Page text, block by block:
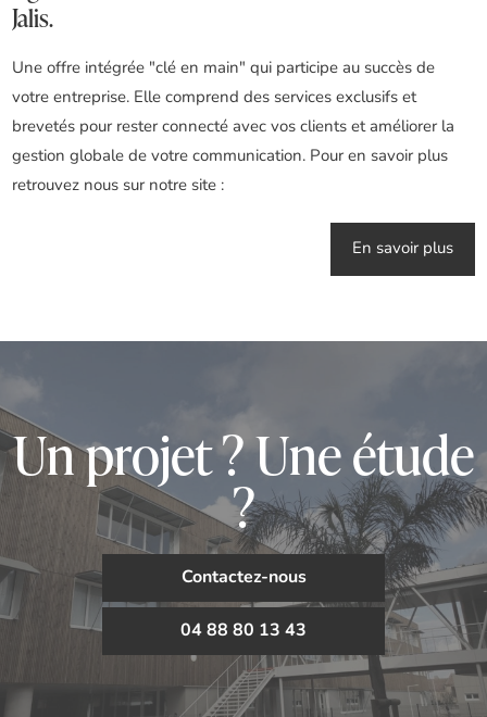
Jalis.
Une offre intégrée "clé en main" qui participe au succès de
votre entreprise. Elle comprend des services exclusifs et
brevetés pour rester connecté avec vos clients et améliorer la
gestion globale de votre communication. Pour en savoir plus
retrouvez nous sur notre site :
En savoir plus
Un projet ? Une étude
?
Contactez-nous
04 88 80 13 43